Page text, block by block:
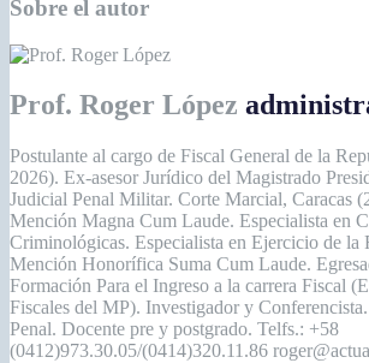
Sobre el autor
Prof. Roger López
Postulante al cargo de Fiscal General de la
2026). Ex-asesor Jurídico del Magistrado
Judicial Penal Militar. Corte Marcial, Caracas
Mención Magna Cum Laude. Especialista en
Criminológicas. Especialista en Ejercicio de la
Mención Honorífica Suma Cum Laude.
Formación Para el Ingreso a la carrera Fiscal
Fiscales del MP). Investigador y
Penal. Docente pre y postgrado. Telfs.: +58
(0412)973.30.05/(0414)320.11.86